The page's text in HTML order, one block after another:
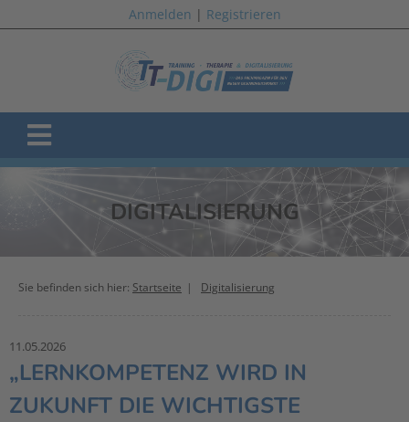
Anmelden | Registrieren
DIGITALISIERUNG
Sie befinden sich hier: Startseite Digitalisierung
11.05.2026
„LERNKOMPETENZ WIRD IN
ZUKUNFT DIE WICHTIGSTE